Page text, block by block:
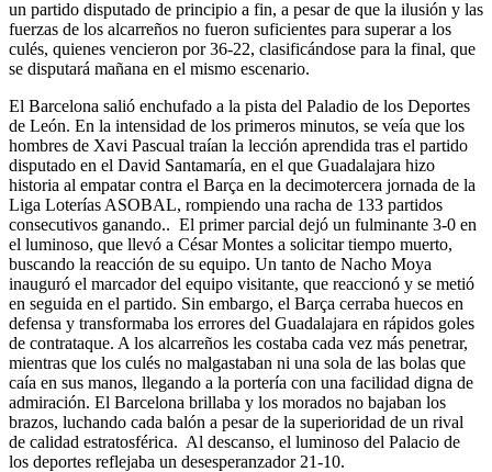
un partido disputado de principio a fin, a pesar de que la ilusión y las
fuerzas de los alcarreños no fueron suficientes para superar a los
culés, quienes vencieron por 36-22, clasificándose para la final, que
se disputará mañana en el mismo escenario.
El Barcelona salió enchufado a la pista del Paladio de los Deportes
de León. En la intensidad de los primeros minutos, se veía que los
hombres de Xavi Pascual traían la lección aprendida tras el partido
disputado en el David Santamaría, en el que Guadalajara hizo
historia al empatar contra el Barça en la decimotercera jornada de la
Liga Loterías ASOBAL, rompiendo una racha de 133 partidos
consecutivos ganando.. El primer parcial dejó un fulminante 3-0 en
el luminoso, que llevó a César Montes a solicitar tiempo muerto,
buscando la reacción de su equipo. Un tanto de Nacho Moya
inauguró el marcador del equipo visitante, que reaccionó y se metió
en seguida en el partido. Sin embargo, el Barça cerraba huecos en
defensa y transformaba los errores del Guadalajara en rápidos goles
de contrataque. A los alcarreños les costaba cada vez más penetrar,
mientras que los culés no malgastaban ni una sola de las bolas que
caía en sus manos, llegando a la portería con una facilidad digna de
admiración. El Barcelona brillaba y los morados no bajaban los
brazos, luchando cada balón a pesar de la superioridad de un rival
de calidad estratosférica. Al descanso, el luminoso del Palacio de
los deportes reflejaba un desesperanzador 21-10.